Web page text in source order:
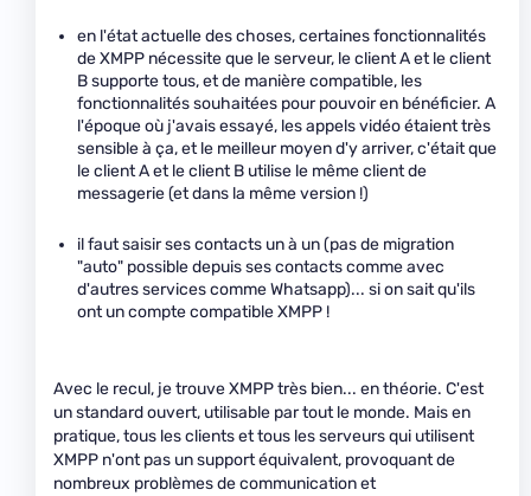
en l'état actuelle des choses, certaines fonctionnalités
de XMPP nécessite que le serveur, le client A et le client
B supporte tous, et de manière compatible, les
fonctionnalités souhaitées pour pouvoir en bénéficier. A
l'époque où j'avais essayé, les appels vidéo étaient très
sensible à ça, et le meilleur moyen d'y arriver, c'était que
le client A et le client B utilise le même client de
messagerie (et dans la même version !)
il faut saisir ses contacts un à un (pas de migration
"auto" possible depuis ses contacts comme avec
d'autres services comme Whatsapp)... si on sait qu'ils
ont un compte compatible XMPP !
Avec le recul, je trouve XMPP très bien... en théorie. C'est
un standard ouvert, utilisable par tout le monde. Mais en
pratique, tous les clients et tous les serveurs qui utilisent
XMPP n'ont pas un support équivalent, provoquant de
nombreux problèmes de communication et